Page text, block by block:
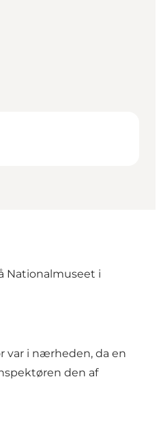
Nationalmuseet i
var i nærheden, da en
den af